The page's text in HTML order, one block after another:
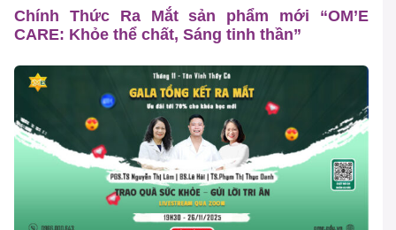
Chính Thức Ra Mắt sản phẩm mới “OM’E
CARE: Khỏe thể chất, Sáng tinh thần”